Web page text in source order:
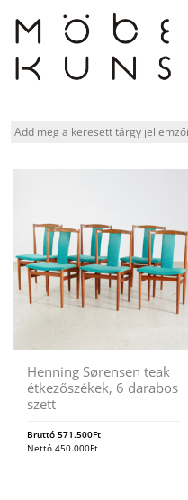
content
Henning Sørensen teak
étkezőszékek, 6 darabos
szett
Bruttó 571.500Ft
Nettó 450.000Ft